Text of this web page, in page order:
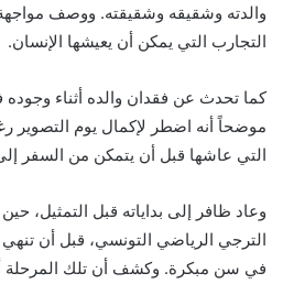
والدته وشقيقه وشقيقته. ووصف
التجارب التي يمكن أن يعيشها الإنسان.
كما تحدث عن فقدان والده أثناء وجوده
موضحاً أنه اضطر لإكمال يوم التصوير
التي عاشها قبل أن يتمكن من السفر
وعاد ظافر إلى بداياته قبل التمثيل،
الترجي الرياضي التونسي، قبل أن تنهي
في سن مبكرة. وكشف أن تلك المرحلة